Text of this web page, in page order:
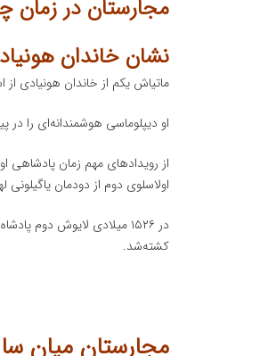
مجارستان در زمان
نشان خاندان
ماتیاش یکم از خاندان هونیادی
او دیپلوماسی هوشمندانه‌ای را
از رویدادهای مهم زمان
اولاسلوی دوم از دودمان
در ۱۵۲۶ میلادی لایوش
کشته‌شد.
مجارستان میان سال‌های ۱۵۳۸ تا